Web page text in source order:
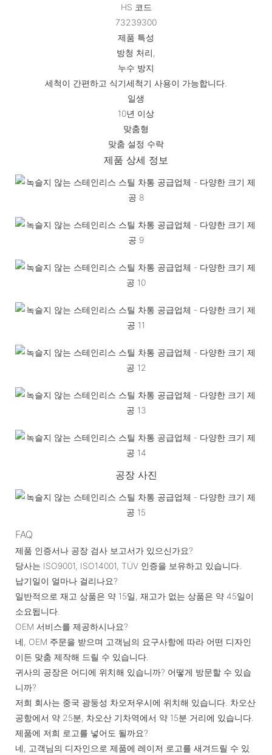
HS 코드
73239300
제품 특성
방청 처리,
누수 방지
세척이 간편하고 식기세척기 사용이 가능합니다.
일생
10년 이상
맞춤형
맞춤 설정 수락
제품 상세 정보
공장 사진
FAQ
제품 인증서나 공장 검사 보고서가 있으신가요?
당사는 ISO9001, ISO14001, TÜV 인증을 보유하고 있습니다.
납기일이 얼마나 걸리나요?
일반적으로 재고 상품은 약 15일, 재고가 없는 상품은 약 45일이
소요됩니다.
OEM 서비스를 제공하시나요?
네, OEM 주문을 받으며 고객님의 요구사항에 따라 어떤 디자인
이든 맞춤 제작해 드릴 수 있습니다.
귀사의 공장은 어디에 위치해 있습니까? 어떻게 방문할 수 있습
니까?
저희 회사는 중국 광둥성 차오저우시에 위치해 있습니다. 차오산
공항에서 약 25분, 차오산 기차역에서 약 15분 거리에 있습니다.
제품에 저희 로고를 넣어도 될까요?
네, 고객님의 디자인으로 제품에 레이저 로고를 새겨드릴 수 있